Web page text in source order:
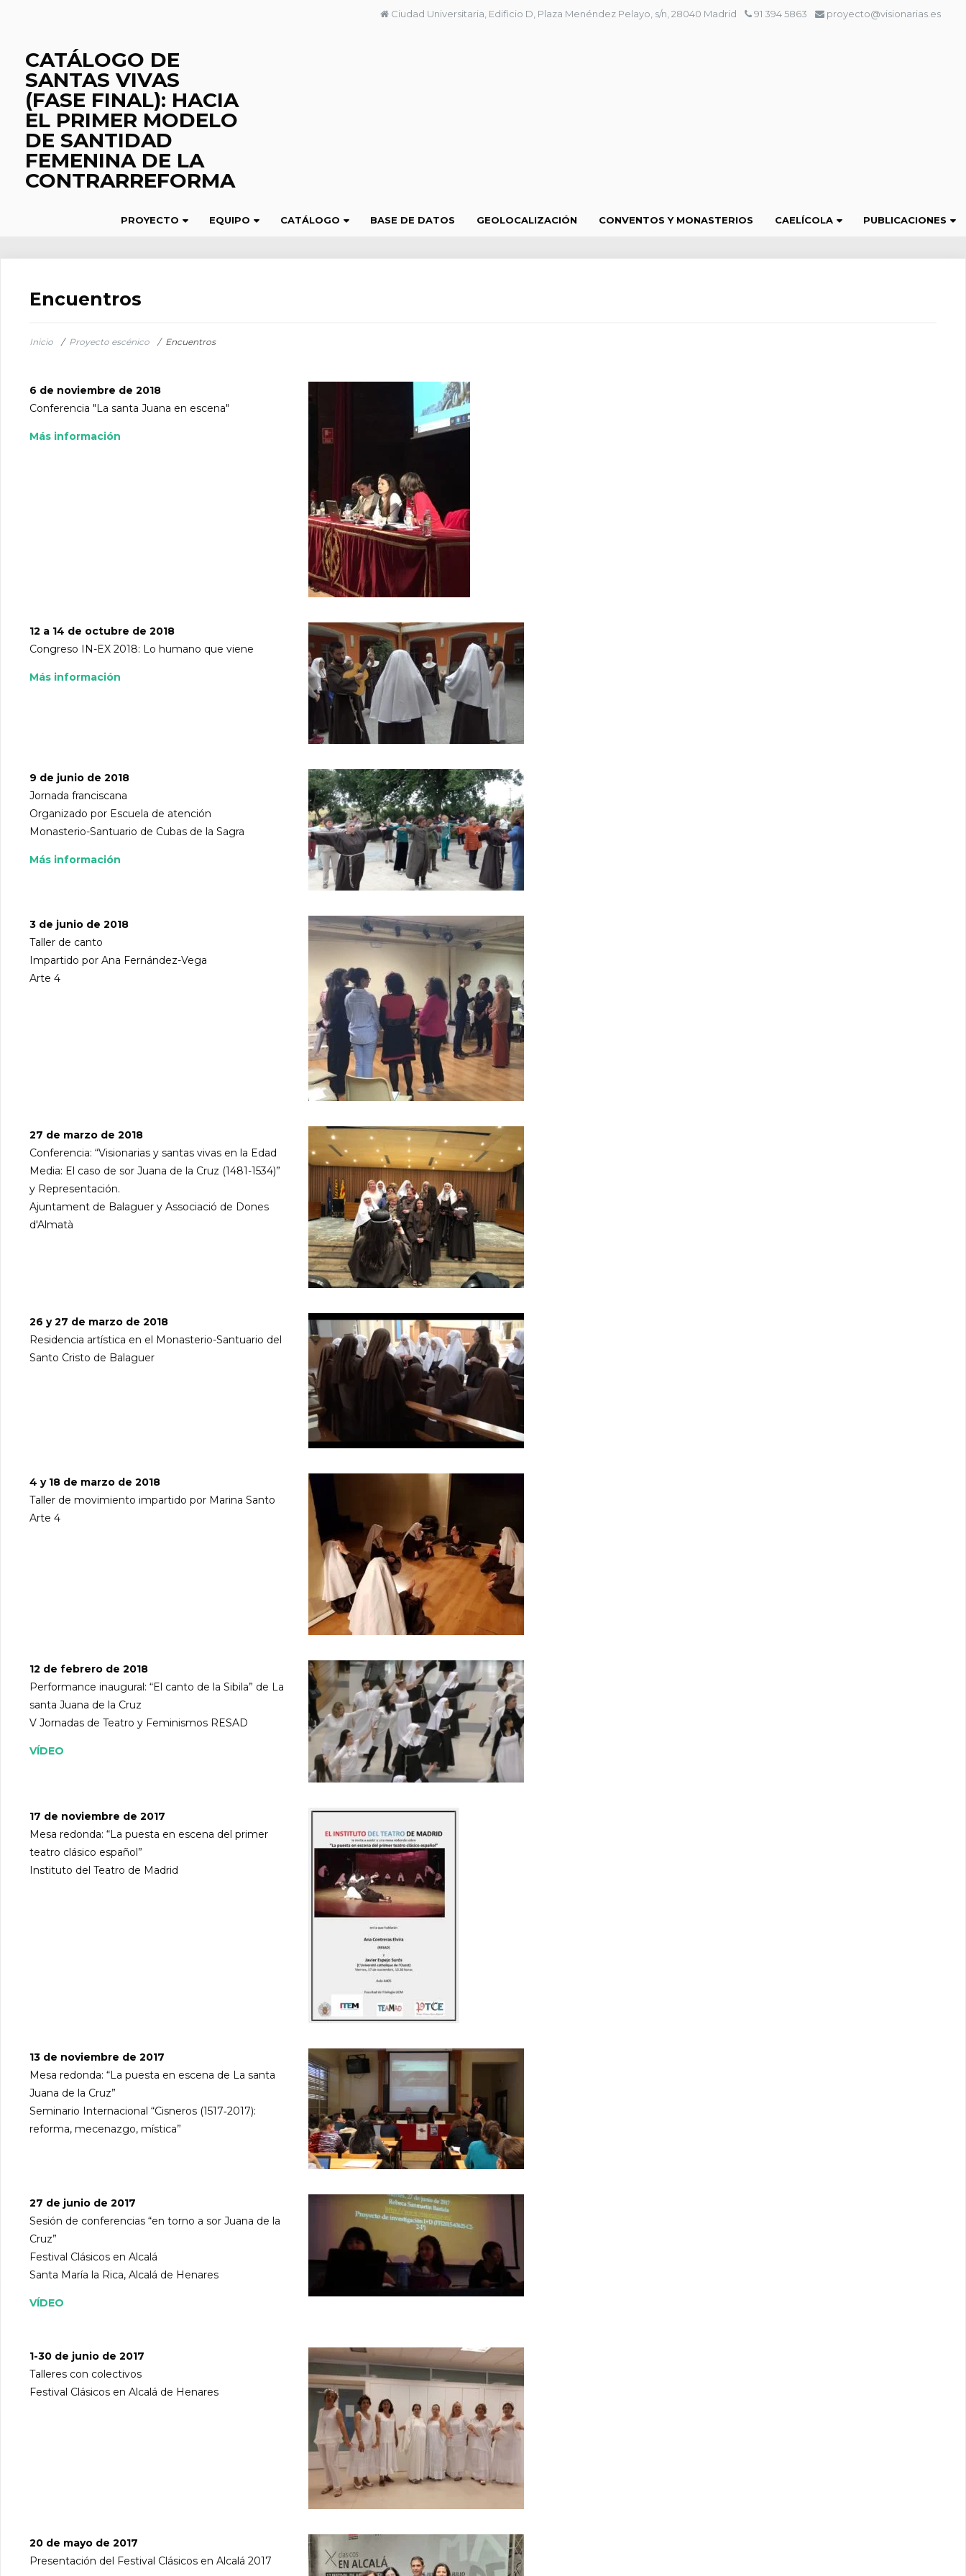
Ciudad Universitaria, Edificio D, Plaza Menéndez Pelayo, s/n, 28040 Madrid 91 394 5863 proyecto@visionarias.es
CATÁLOGO DE
SANTAS VIVAS
(FASE FINAL): HACIA
EL PRIMER MODELO
DE SANTIDAD
FEMENINA DE LA
CONTRARREFORMA
PROYECTO EQUIPO CATÁLOGO BASE DE DATOS GEOLOCALIZACIÓN CONVENTOS Y MONASTERIOS CAELÍCOLA PUBLICACIONES
Encuentros
Inicio / Proyecto escénico / Encuentros
6 de noviembre de 2018
Conferencia "La santa Juana en escena"
Más información
12 a 14 de octubre de 2018
Congreso IN-EX 2018: Lo humano que viene
Más información
9 de junio de 2018
Jornada franciscana
Organizado por Escuela de atención
Monasterio-Santuario de Cubas de la Sagra
Más información
3 de junio de 2018
Taller de canto
Impartido por Ana Fernández-Vega
Arte 4
27 de marzo de 2018
Conferencia: “Visionarias y santas vivas en la Edad
Media: El caso de sor Juana de la Cruz (1481-1534)”
y Representación.
Ajuntament de Balaguer y Associació de Dones
d'Almatà
26 y 27 de marzo de 2018
Residencia artística en el Monasterio-Santuario del
Santo Cristo de Balaguer
4 y 18 de marzo de 2018
Taller de movimiento impartido por Marina Santo
Arte 4
12 de febrero de 2018
Performance inaugural: “El canto de la Sibila” de La
santa Juana de la Cruz
V Jornadas de Teatro y Feminismos RESAD
VÍDEO
17 de noviembre de 2017
Mesa redonda: “La puesta en escena del primer
teatro clásico español”
Instituto del Teatro de Madrid
13 de noviembre de 2017
Mesa redonda: “La puesta en escena de La santa
Juana de la Cruz”
Seminario Internacional “Cisneros (1517‐2017):
reforma, mecenazgo, mística”
27 de junio de 2017
Sesión de conferencias “en torno a sor Juana de la
Cruz”
Festival Clásicos en Alcalá
Santa María la Rica, Alcalá de Henares
VÍDEO
1-30 de junio de 2017
Talleres con colectivos
Festival Clásicos en Alcalá de Henares
20 de mayo de 2017
Presentación del Festival Clásicos en Alcalá 2017